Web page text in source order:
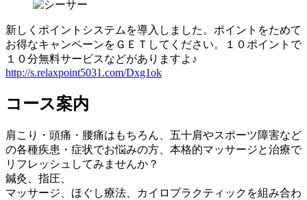
新しくポイントシステムを導入しました。ポイントをためて
お得なキャンペーンをＧＥＴしてください。１０ポイントで
１０分無料サービスなどがありますよ♪
http://s.relaxpoint5031.com/Dxg1ok
コース案内
肩こり・頭痛・腰痛はもちろん、五十肩やスポーツ障害など
の各種疾患・症状でお悩みの方、本格的マッサージと治療で
リフレッシュしてみませんか？
鍼灸、指圧、
マッサージ、ほぐし療法、カイロプラクティックを組み合わ